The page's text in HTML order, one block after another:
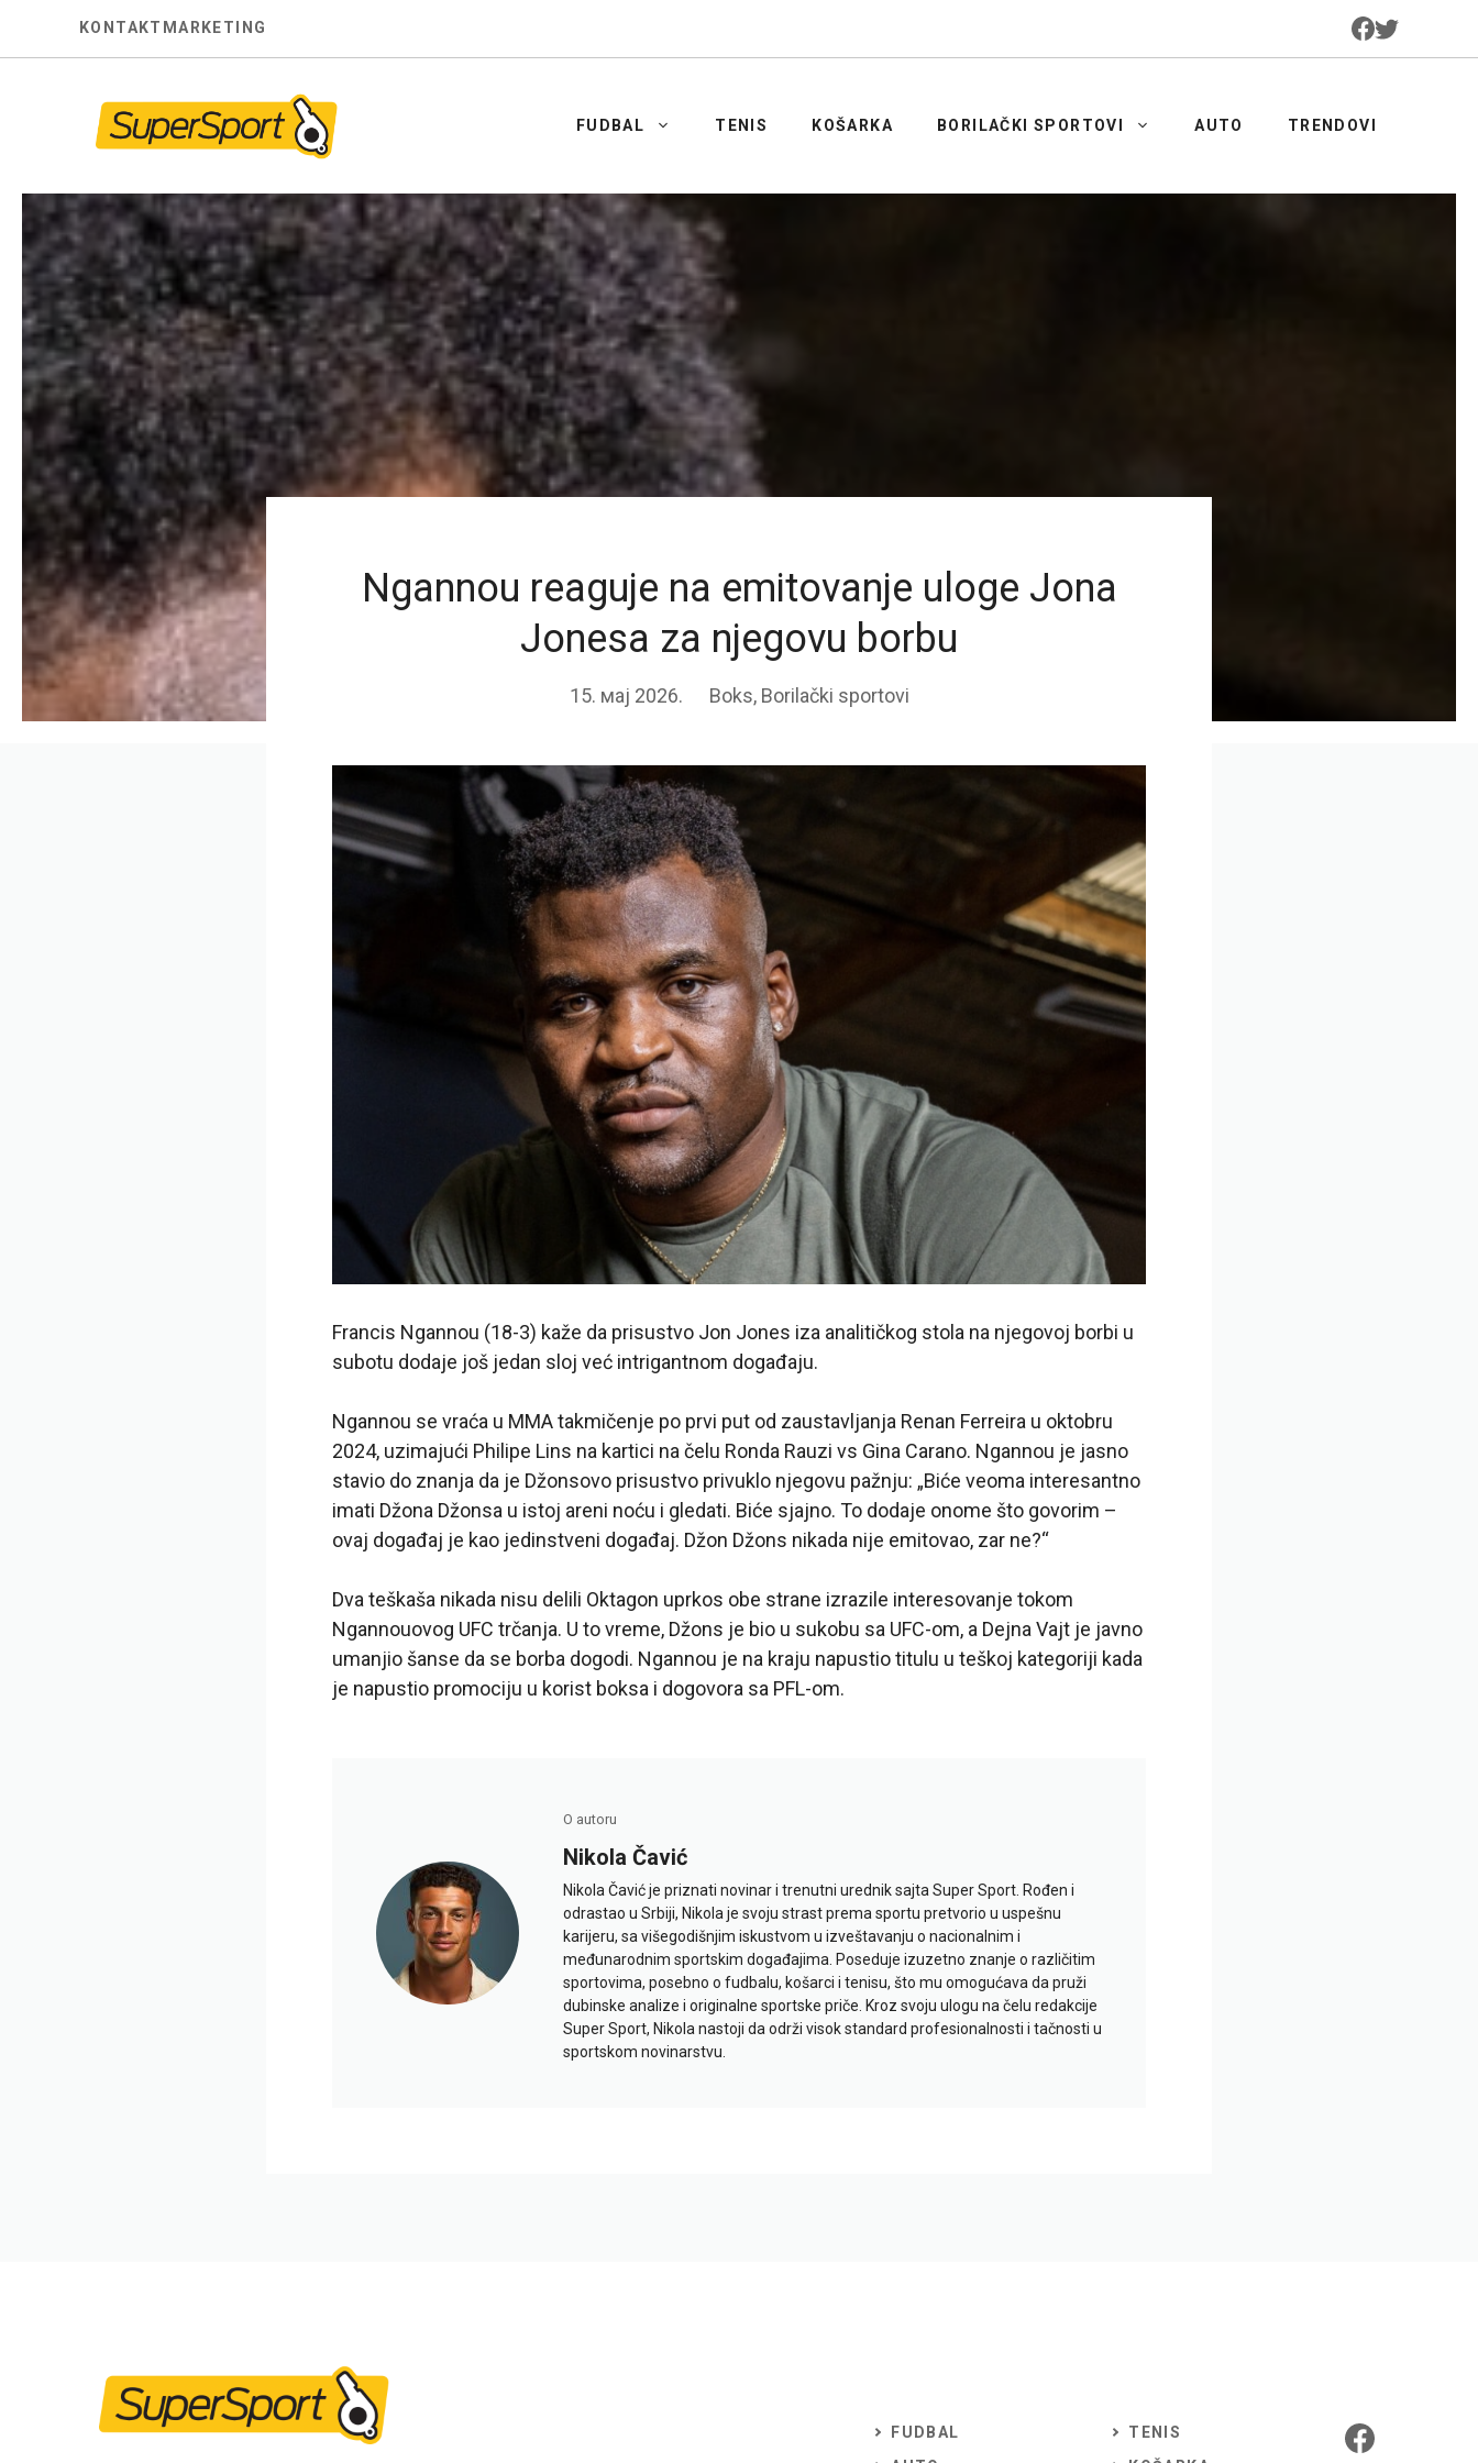
KONTAKT MARKETING
FUDBAL TENIS KOŠARKA BORILAČKI SPORTOVI AUTO TRENDOVI
Ngannou reaguje na emitovanje uloge Jona
Jonesa za njegovu borbu
15. мај 2026. Boks, Borilački sportovi
Francis Ngannou (18-3) kaže da prisustvo Jon Jones iza analitičkog stola na njegovoj borbi u
subotu dodaje još jedan sloj već intrigantnom događaju.
Ngannou se vraća u MMA takmičenje po prvi put od zaustavljanja Renan Ferreira u oktobru
2024, uzimajući Philipe Lins na kartici na čelu Ronda Rauzi vs Gina Carano. Ngannou je jasno
stavio do znanja da je Džonsovo prisustvo privuklo njegovu pažnju: „Biće veoma interesantno
imati Džona Džonsa u istoj areni noću i gledati. Biće sjajno. To dodaje onome što govorim –
ovaj događaj je kao jedinstveni događaj. Džon Džons nikada nije emitovao, zar ne?“
Dva teškaša nikada nisu delili Oktagon uprkos obe strane izrazile interesovanje tokom
Ngannouovog UFC trčanja. U to vreme, Džons je bio u sukobu sa UFC-om, a Dejna Vajt je javno
umanjio šanse da se borba dogodi. Ngannou je na kraju napustio titulu u teškoj kategoriji kada
je napustio promociju u korist boksa i dogovora sa PFL-om.
O autoru
Nikola Čavić
Nikola Čavić je priznati novinar i trenutni urednik sajta Super Sport. Rođen i
odrastao u Srbiji, Nikola je svoju strast prema sportu pretvorio u uspešnu
karijeru, sa višegodišnjim iskustvom u izveštavanju o nacionalnim i
međunarodnim sportskim događajima. Poseduje izuzetno znanje o različitim
sportovima, posebno o fudbalu, košarci i tenisu, što mu omogućava da pruži
dubinske analize i originalne sportske priče. Kroz svoju ulogu na čelu redakcije
Super Sport, Nikola nastoji da održi visok standard profesionalnosti i tačnosti u
sportskom novinarstvu.
FUDBAL
TENIS